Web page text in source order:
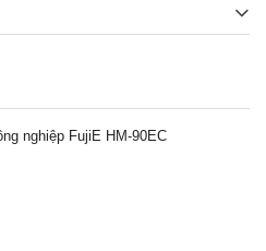
nghiệp FujiE HM-90EC